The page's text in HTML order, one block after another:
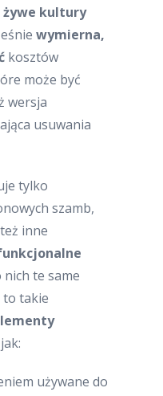
żywe kultury
wymierna,
kosztów
może być
wersja
usuwania
tylko
szamb,
inne
te same
to takie
używane do